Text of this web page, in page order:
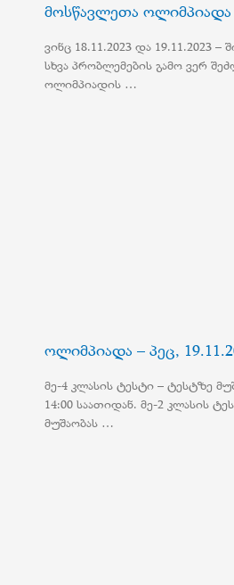
მოსწავლეთა ოლიმპიადა
ვინც 18.11.2023 და 19.11.2023
სხვა პრობლემების გამო ვერ
ოლიმპიადის …
ოლიმპიადა – პეც,
მე-4 კლასის ტესტი – ტესტზე
14:00 საათიდან. მე-2 კლასის
მუშაობას …